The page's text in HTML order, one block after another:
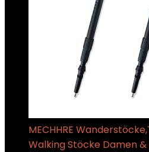
MECHHRE
Walking Stöcke Damen